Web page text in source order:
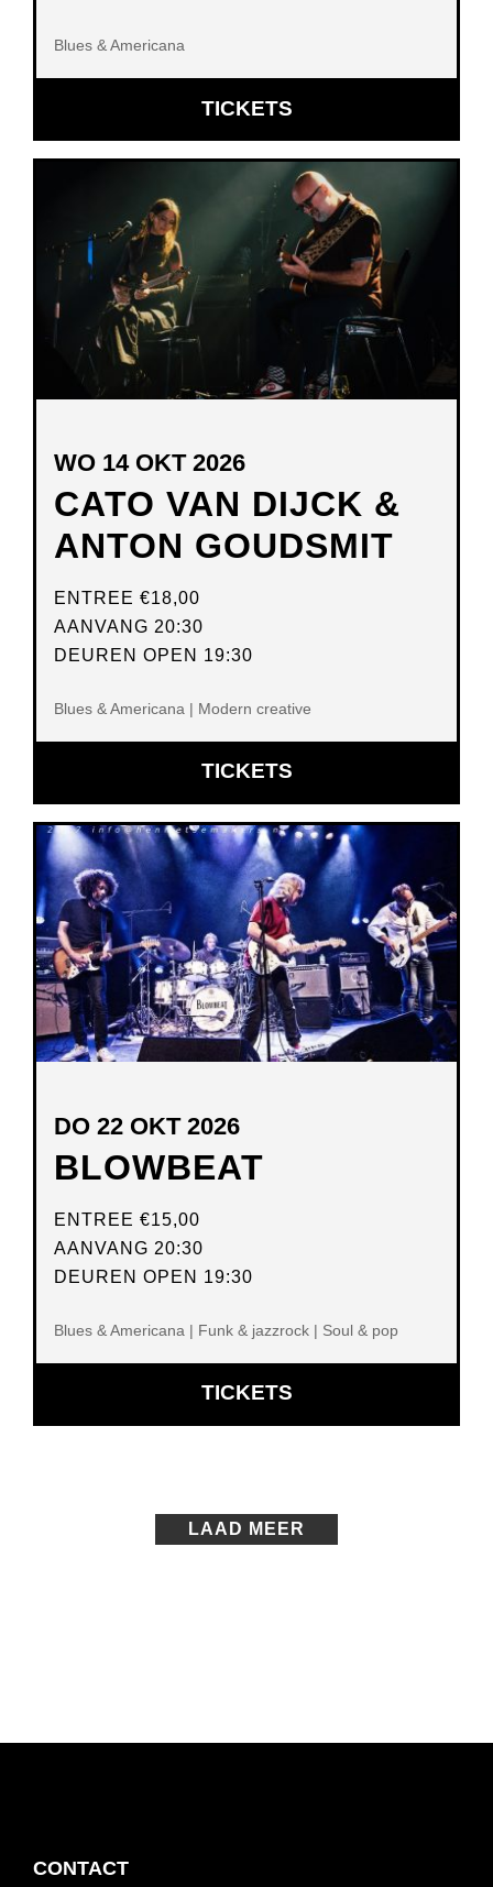
Blues & Americana
TICKETSOPENT
IN
NIEUW
VENSTER
CATO VAN DIJCK &
ANTON GOUDSMIT
WO 14 OKT 2026
ENTREE €18,00
AANVANG 20:30
DEUREN OPEN 19:30
Blues & Americana | Modern creative
TICKETSOPENT
IN
NIEUW
VENSTER
BLOWBEAT
DO 22 OKT 2026
ENTREE €15,00
AANVANG 20:30
DEUREN OPEN 19:30
Blues & Americana | Funk & jazzrock | Soul & pop
TICKETSOPENT
IN
LAAD MEER
FOOTER
CONTACT